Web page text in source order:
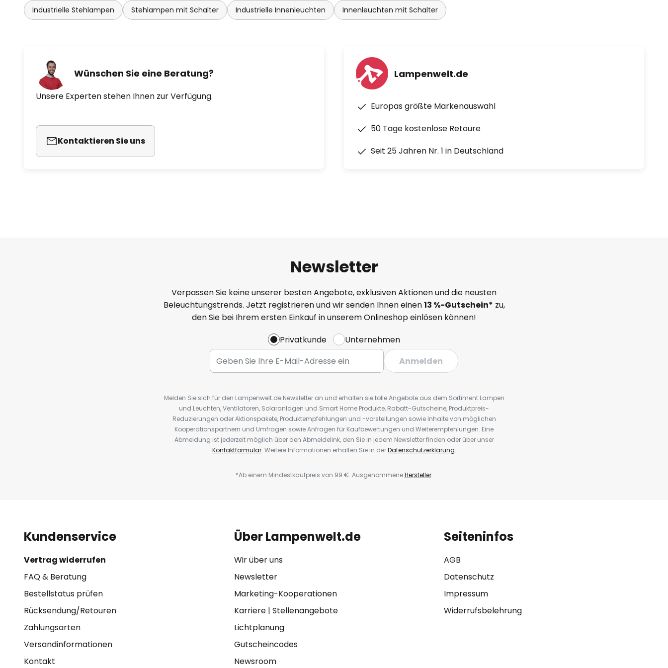
Industrielle Stehlampen Stehlampen mit Schalter Industrielle Innenleuchten Innenleuchten mit Schalter
Wünschen Sie eine Beratung?
Unsere Experten stehen Ihnen zur Verfügung.
Kontaktieren Sie uns
Lampenwelt.de
Europas größte Markenauswahl
50 Tage kostenlose Retoure
Seit 25 Jahren Nr. 1 in Deutschland
Newsletter
Verpassen Sie keine unserer besten Angebote, exklusiven Aktionen und die neusten
Beleuchtungstrends. Jetzt registrieren und wir senden Ihnen einen13 %-Gutschein* zu,
den Sie bei Ihrem ersten Einkauf in unserem Onlineshop einlösen können!
Privatkunde
Unternehmen
Anmelden
Melden Sie sich für den Lampenwelt.de Newsletter an und erhalten sie tolle Angebote aus dem Sortiment Lampen
und Leuchten, Ventilatoren, Solaranlagen und Smart Home Produkte, Rabatt-Gutscheine, Produktpreis-
Reduzierungen oder Aktionspakete, Produktempfehlungen und -vorstellungen sowie Inhalte von möglichen
Kooperationspartnern und Umfragen sowie Anfragen für Kaufbewertungen und Weiterempfehlungen. Eine
Abmeldung ist jederzeit möglich über den Abmeldelink, den Sie in jedem Newsletter finden oder über unser
Kontaktformular. Weitere Informationen erhalten Sie in derDatenschutzerklärung.
*Ab einem Mindestkaufpreis von 99 €. AusgenommeneHersteller.
Kundenservice
Vertrag widerrufen
FAQ & Beratung
Bestellstatus prüfen
Rücksendung/Retouren
Zahlungsarten
Versandinformationen
Kontakt
Über Lampenwelt.de
Wir über uns
Newsletter
Marketing-Kooperationen
Karriere| Stellenangebote
Lichtplanung
Gutscheincodes
Newsroom
Seiteninfos
AGB
Datenschutz
Impressum
Widerrufsbelehrung